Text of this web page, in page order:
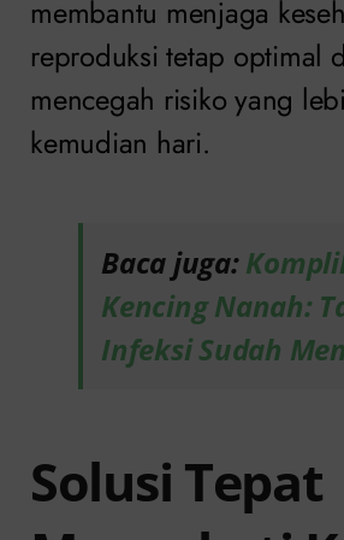
membantu menjaga
reproduksi tetap optimal
mencegah risiko yang
kemudian hari.
Baca juga:
Kencing Nanah:
Infeksi Sudah
Solusi Tepat